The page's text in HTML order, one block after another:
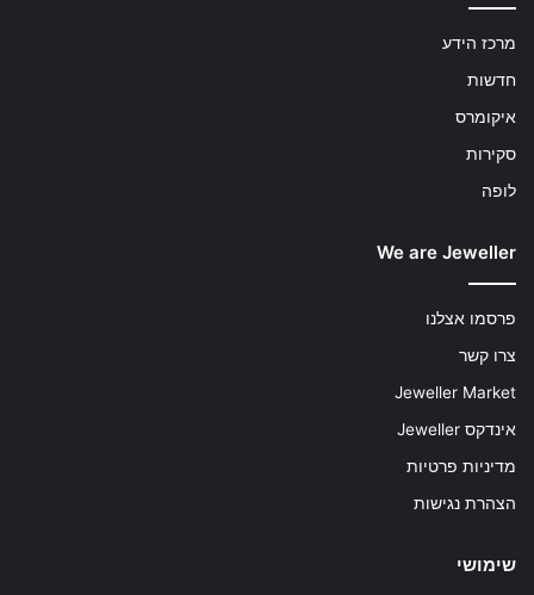
מרכז הידע
חדשות
איקומרס
סקירות
לופה
We are Jeweller
פרסמו אצלנו
צרו קשר
Jeweller Market
אינדקס Jeweller
מדיניות פרטיות
הצהרת נגישות
שימושי